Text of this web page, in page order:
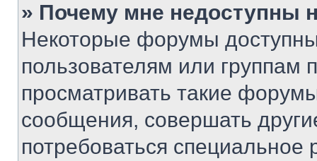
» Почему мне недоступны
Некоторые форумы
пользователям или группам
просматривать такие
сообщения, совершать
потребоваться